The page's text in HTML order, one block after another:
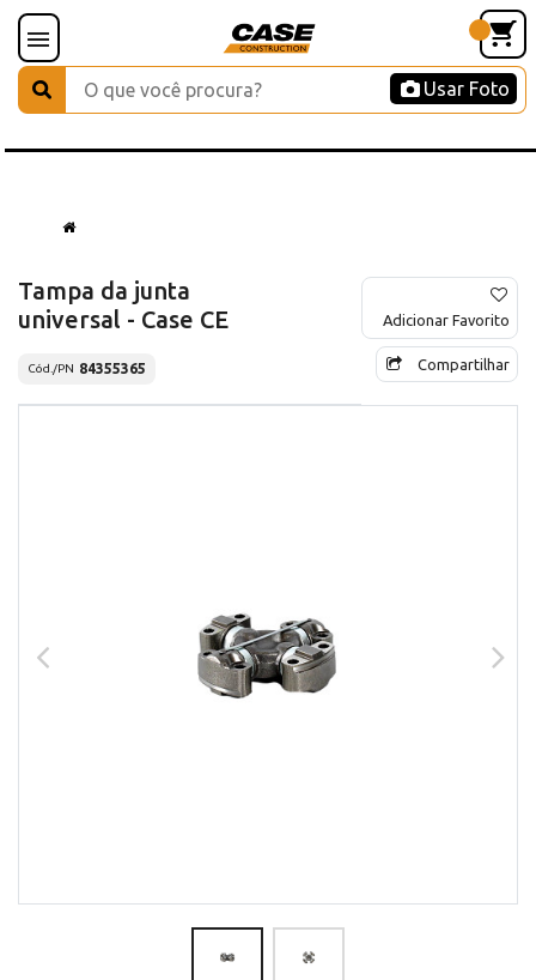
Usar Foto
Tampa da junta
universal - Case CE
Cód./PN 84355365
Adicionar Favorito
Compartilhar